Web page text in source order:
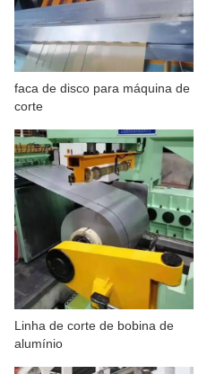
faca de disco para máquina de
corte
Linha de corte de bobina de
alumínio